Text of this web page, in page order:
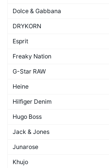
Dolce & Gabbana
DRYKORN
Esprit
Freaky Nation
G-Star RAW
Heine
Hilfiger Denim
Hugo Boss
Jack & Jones
Junarose
Khujo